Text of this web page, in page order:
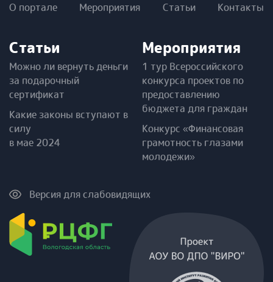
О портале Мероприятия Статьи Контакты
Статьи
Можно ли вернуть деньги
за подарочный
сертификат
Какие законы вступают в
силу
в мае 2024
Мероприятия
1 тур Всероссийского
конкурса проектов по
предоставлению
бюджета для граждан
Конкурс «Финансовая
грамотность глазами
молодежи»
Версия для слабовидящих